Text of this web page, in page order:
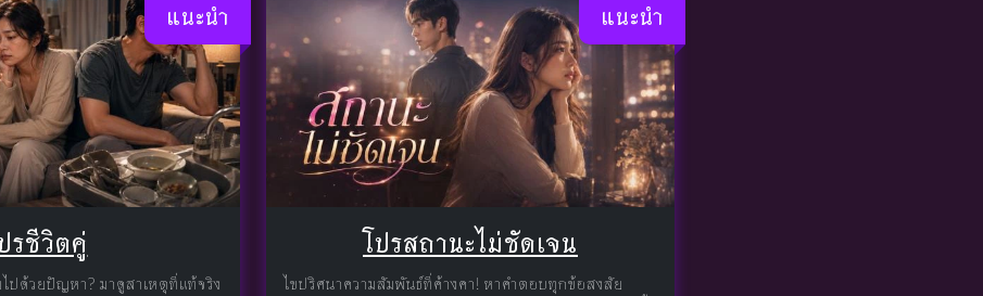
แนะนำ
รชีวิตคู่
ปด้วยปัญหา? มาดูสาเหตุที่แท้จริง
แนะนำ
โปรสถานะไม่ชัดเจน
ไขปริศนาความสัมพันธ์ที่ค้างคา! หาคำตอบทุกข้อสงสัย